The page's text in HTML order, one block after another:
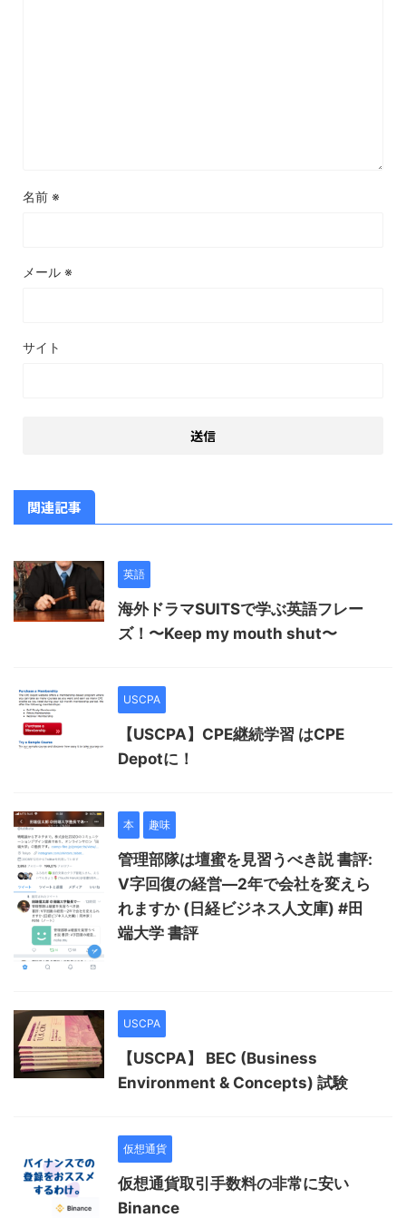
名前 ※
メール ※
サイト
関連記事
英語
海外ドラマSUITSで学ぶ英語フレー
ズ！〜Keep my mouth shut〜
USCPA
【USCPA】CPE継続学習 はCPE
Depotに！
本 趣味
管理部隊は壇蜜を見習うべき説 書評:
V字回復の経営―2年で会社を変えら
れますか (日経ビジネス人文庫) #田
端大学 書評
USCPA
【USCPA】 BEC (Business
Environment & Concepts) 試験
仮想通貨
仮想通貨取引手数料の非常に安い
Binance